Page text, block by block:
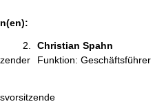
Christian Spahn
Funktion: Geschäftsführer